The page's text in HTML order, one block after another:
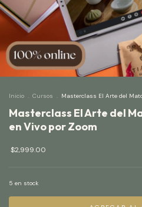
Inicio . Cursos . Masterclass El Arte del
Masterclass El Arte del
en Vivo por Zoom
$2,999.00
5 en stock